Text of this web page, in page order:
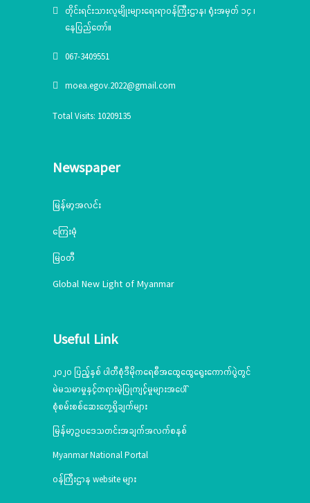
တိုင်းရင်းသားလူမျိုးများရေးရာဝန်ကြီးဌာန၊ ရုံးအမှတ် ၁၄ ၊
နေပြည်တော်။
067-3409551
moea.egov.2022@gmail.com
Total Visits: 10209135
Newspaper
မြန်မာ့အလင်း
ကြေးမုံ
မြဝတီ
Global New Light of Myanmar
Useful Link
၂၀၂၀ ပြည့်နှစ် ပါတီစုံဒီမိုကရေစီအထွေထွေရွေးကောက်ပွဲတွင်
မဲမသမာမှုနှင့်တရားမဲ့ပြုကျင့်မှုများအပေါ်
စုံစမ်းစစ်ဆေးတွေ့ရှိချက်များ
မြန်မာ့ဥပဒေသတင်းအချက်အလက်စနစ်
Myanmar National Portal
ဝန်ကြီးဌာန website များ